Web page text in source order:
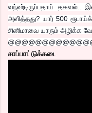
வந்ஹ்டிருப்பதாய் தகவல்..
அளித்தது? யார் 500
சினிமாவை யாரும் அழிக்க
சாப்பாட்டுக்கடை